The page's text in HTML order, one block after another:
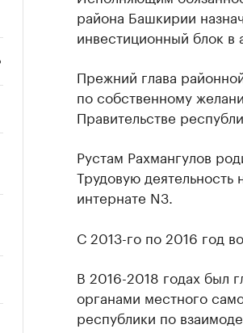
района Башкирии
инвестиционный блок в
Прежний глава
по собственному
Правительстве
Рустам Рахмангулов
Трудовую
интернате N3.
С 2013-го по 2016 год
В 2016-2018 годах был
органами местного
республики по